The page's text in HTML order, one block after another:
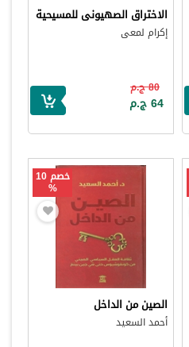
الاختراق الصهيونى للمسيحية
إكرام لمعى
80 ج.م
64 ج.م
خصم 10
%
الصين من الداخل
أحمد السعيد